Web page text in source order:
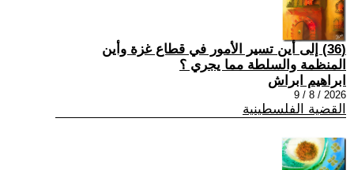
(36) إلى أين تسير الأمور في قطاع غزة وأين
المنظمة والسلطة مما يجري ؟
ابراهيم ابراش
2026 / 8 / 9
القضية الفلسطينية